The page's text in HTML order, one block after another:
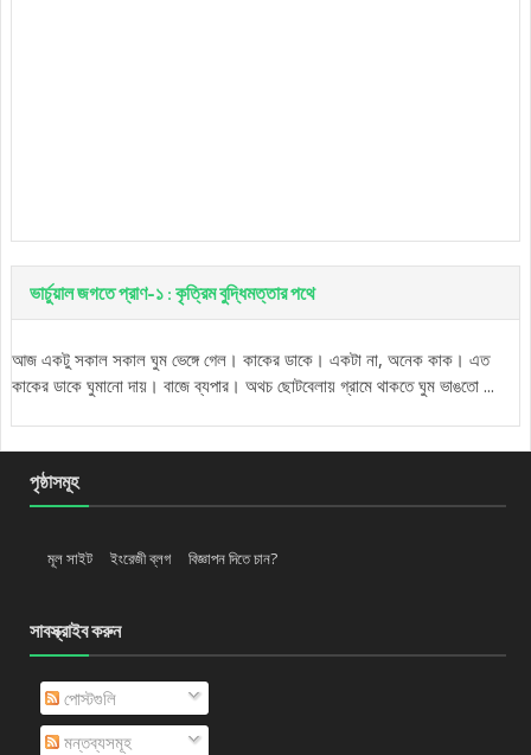
ভার্চুয়াল জগতে প্রাণ-১ : কৃত্রিম বুদ্ধিমত্তার পথে
আজ একটু সকাল সকাল ঘুম ভেঙ্গে গেল। কাকের ডাকে। একটা না, অনেক কাক। এত
কাকের ডাকে ঘুমানো দায়। বাজে ব্যপার। অথচ ছোটবেলায় গ্রামে থাকতে ঘুম ভাঙতো ...
পৃষ্ঠাসমূহ
মূল সাইট ইংরেজী ব্লগ বিজ্ঞাপন দিতে চান?
সাবস্ক্রাইব করুন
পোস্টগুলি
মন্তব্যসমূহ